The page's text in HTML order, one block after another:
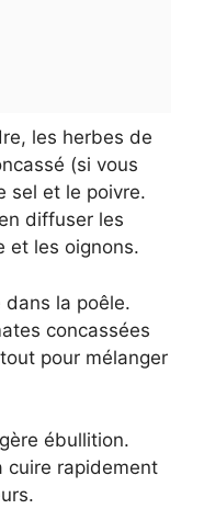
les herbes de
(si vous
sel et le poivre.
diffuser les
et les oignons.
la poêle.
concassées
pour mélanger
ébullition.
cuire rapidement